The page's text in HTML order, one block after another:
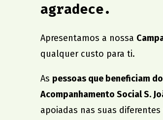
agradece.
Apresentamos a nossa
qualquer custo para ti.
As pessoas que beneficiam
Acompanhamento Social S.
apoiadas nas suas